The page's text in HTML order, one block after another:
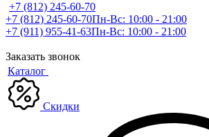
+7 (812) 245-60-70
+7 (812) 245-60-70Пн-Вс: 10:00 - 21:00
+7 (911) 955-41-63Пн-Вс: 10:00 - 21:00
Заказать звонок
Каталог
Скидки